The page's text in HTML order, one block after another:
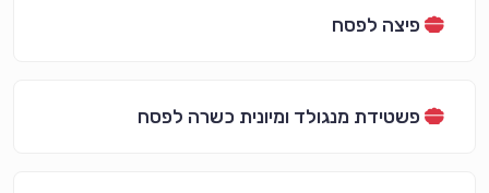
פיצה לפסח
פשטידת מנגולד ומיונית כשרה לפסח